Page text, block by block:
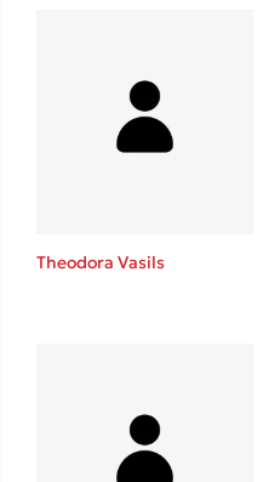
Δημοφιλείς Συγγραφείς
Φυστίκι ΠουΚυλάει
Theodora Vasils